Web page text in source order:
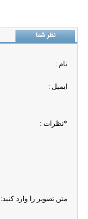
نظر شما
نام :
ايميل :
*نظرات :
متن تصویر را وارد کنید: